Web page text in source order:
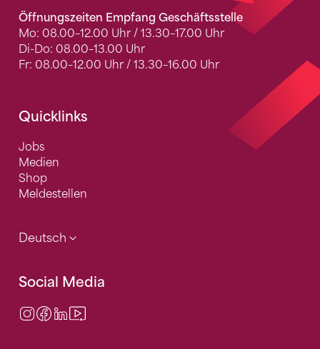
Öffnungszeiten Empfang Geschäftsstelle
Mo: 08.00–12.00 Uhr / 13.30–17.00 Uhr
Di-Do: 08.00–13.00 Uhr
Fr: 08.00–12.00 Uhr / 13.30–16.00 Uhr
Quicklinks
Jobs
Medien
Shop
Meldestellen
Deutsch
Social Media
Instagram
Facebook
LinkedIn